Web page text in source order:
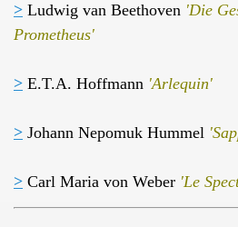
> Ludwig van Beethoven 'Die
Prometheus'
> E.T.A. Hoffmann 'Arlequin'
> Johann Nepomuk Hummel
> Carl Maria von Weber 'Le